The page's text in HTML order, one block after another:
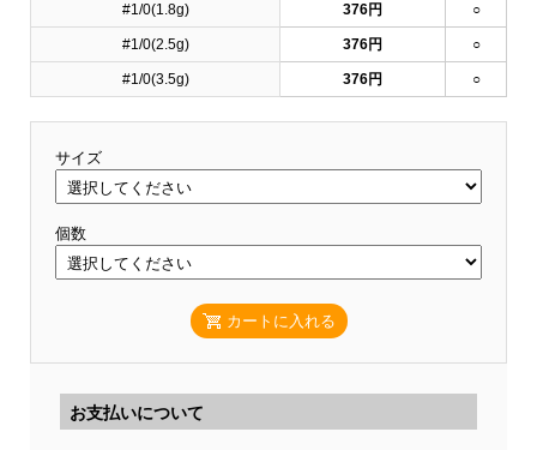
#1/0(1.8g) 376円 ○
#1/0(2.5g) 376円 ○
#1/0(3.5g) 376円 ○
サイズ
個数
カートに入れる
お支払いについて